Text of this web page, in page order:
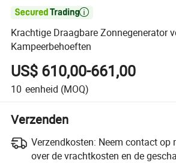

Krachtige Draagbare Zonnegenerator
Kampeerbehoeften
US$ 610,00-661,00
10 eenheid (MOQ)
Verzenden
Verzendkosten: Neem contact op
over de vrachtkosten en de